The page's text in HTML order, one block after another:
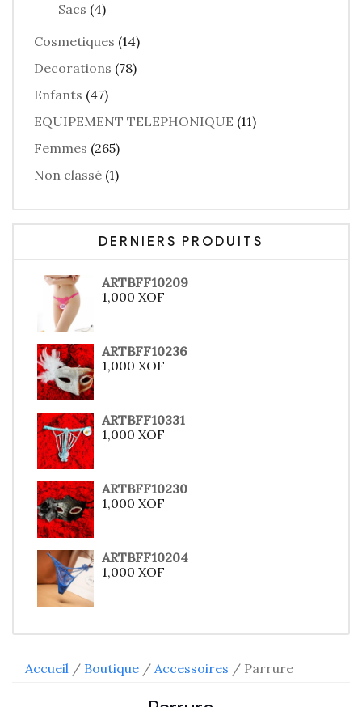
Sacs (4)
Cosmetiques (14)
Decorations (78)
Enfants (47)
EQUIPEMENT TELEPHONIQUE (11)
Femmes (265)
Non classé (1)
DERNIERS PRODUITS
ARTBFF10209
1,000 XOF
ARTBFF10236
1,000 XOF
ARTBFF10331
1,000 XOF
ARTBFF10230
1,000 XOF
ARTBFF10204
1,000 XOF
Accueil / Boutique / Accessoires / Parrure